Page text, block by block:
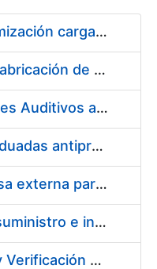
Pliego condiciones optimización cargas compras firmado
Acuerdo marco para la fabricación de piezas
Suministro de Protectores Auditivos a medida para las personas trabajadoras de los Centros de Trabajo de Madrid y Burgos
Suministro de gafas graduadas antiproyecciones para los trabajadores de la FNMT-RCM en los centros de trabajo de Madrid y Burgos
Servicios de una empresa externa para el asesoramiento y resolución de los recursos de alzada que se presentan relacionados con procesos de selección para la FNMT-RCM
Acuerdo marco para el suministro e instalación de persianas, estores y otros complementos
Servicio de Calibración y Verificación Externa de los Equipos de Medición del Servicio de Prevención de la FNMT-RCM